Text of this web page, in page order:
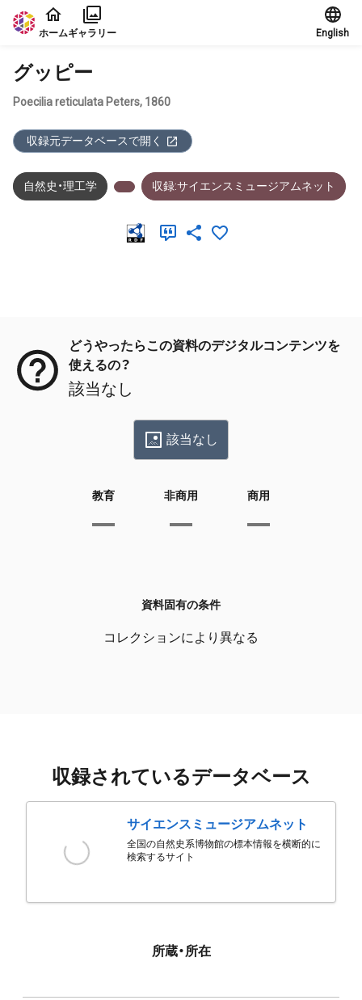
本文に飛ぶ
ホームギャラリー English
グッピー
Poecilia reticulata Peters, 1860
収録元データベースで開く
自然史・理工学 収録:サイエンスミュージアムネット
どうやったらこの資料のデジタルコンテンツを
使えるの？
該当なし
該当なし
教育 非商用 商用
資料固有の条件
コレクションにより異なる
収録されているデータベース
サイエンスミュージアムネット
全国の自然史系博物館の標本情報を横断的に
検索するサイト
所蔵・所在